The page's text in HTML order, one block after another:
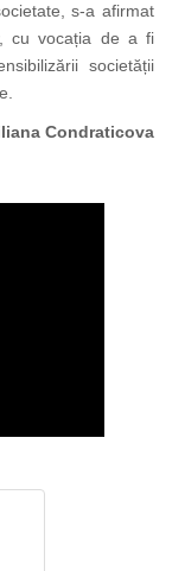
s-a afirmat
cu vocația de a fi
societății
Condraticova